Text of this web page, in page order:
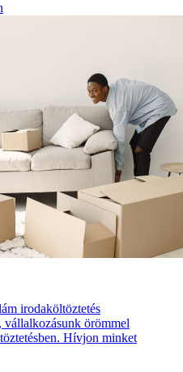
irodaköltöztetés
vállalkozásunk örömmel
Hívjon minket